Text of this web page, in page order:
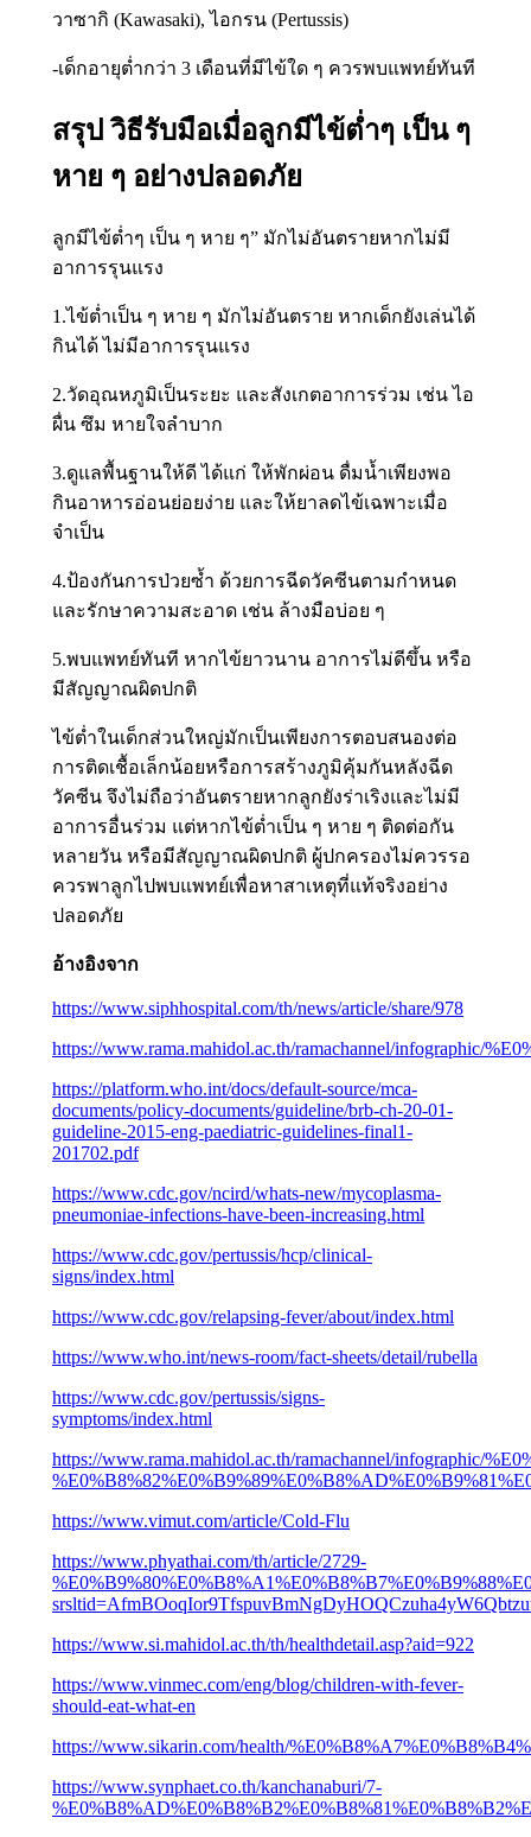
วาซากิ (Kawasaki), ไอกรน (Pertussis)
-เด็กอายุต่ำกว่า 3 เดือนที่มีไข้ใด ๆ ควรพบแพทย์ทันที
สรุป วิธีรับมือเมื่อลูกมีไข้ต่ำๆ เป็น ๆ
หาย ๆ อย่างปลอดภัย
ลูกมีไข้ต่ำๆ เป็น ๆ หาย ๆ” มักไม่อันตรายหากไม่มี
อาการรุนแรง
1.ไข้ต่ำเป็น ๆ หาย ๆ มักไม่อันตราย หากเด็กยังเล่นได้
กินได้ ไม่มีอาการรุนแรง
2.วัดอุณหภูมิเป็นระยะ และสังเกตอาการร่วม เช่น ไอ
ผื่น ซึม หายใจลำบาก
3.ดูแลพื้นฐานให้ดี ได้แก่ ให้พักผ่อน ดื่มน้ำเพียงพอ
กินอาหารอ่อนย่อยง่าย และให้ยาลดไข้เฉพาะเมื่อ
จำเป็น
4.ป้องกันการป่วยซ้ำ ด้วยการฉีดวัคซีนตามกำหนด
และรักษาความสะอาด เช่น ล้างมือบ่อย ๆ
5.พบแพทย์ทันที หากไข้ยาวนาน อาการไม่ดีขึ้น หรือ
มีสัญญาณผิดปกติ
ไข้ต่ำในเด็กส่วนใหญ่มักเป็นเพียงการตอบสนองต่อ
การติดเชื้อเล็กน้อยหรือการสร้างภูมิคุ้มกันหลังฉีด
วัคซีน จึงไม่ถือว่าอันตรายหากลูกยังร่าเริงและไม่มี
อาการอื่นร่วม แต่หากไข้ต่ำเป็น ๆ หาย ๆ ติดต่อกัน
หลายวัน หรือมีสัญญาณผิดปกติ ผู้ปกครองไม่ควรรอ
ควรพาลูกไปพบแพทย์เพื่อหาสาเหตุที่แท้จริงอย่าง
ปลอดภัย
อ้างอิงจาก
https://www.siphhospital.com/th/news/article/share/978
https://www.rama.mahidol.ac.th/ramachannel/infographic/
https://platform.who.int/docs/default-source/mca-
documents/policy-documents/guideline/brb-ch-20-01-
guideline-2015-eng-paediatric-guidelines-final1-
201702.pdf
https://www.cdc.gov/ncird/whats-new/mycoplasma-
pneumoniae-infections-have-been-increasing.html
https://www.cdc.gov/pertussis/hcp/clinical-
signs/index.html
https://www.cdc.gov/relapsing-fever/about/index.html
https://www.who.int/news-room/fact-sheets/detail/rubella
https://www.cdc.gov/pertussis/signs-
symptoms/index.html
https://www.rama.mahidol.ac.th/ramachannel/infographic/
https://www.vimut.com/article/Cold-Flu
https://www.phyathai.com/th/article/2729-
https://www.si.mahidol.ac.th/th/healthdetail.asp?aid=922
https://www.vinmec.com/eng/blog/children-with-fever-
should-eat-what-en
https://www.sikarin.com/health/
https://www.synphaet.co.th/kanchanaburi/7-